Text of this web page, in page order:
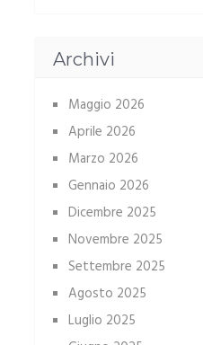
Archivi
Maggio 2026
Aprile 2026
Marzo 2026
Gennaio 2026
Dicembre 2025
Novembre 2025
Settembre 2025
Agosto 2025
Luglio 2025